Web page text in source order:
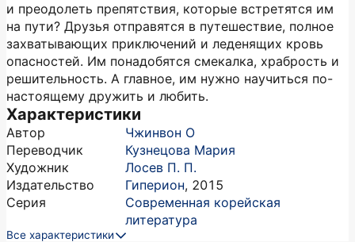
и преодолеть препятствия, которые встретятся им
на пути? Друзья отправятся в путешествие, полное
захватывающих приключений и леденящих кровь
опасностей. Им понадобятся смекалка, храбрость и
решительность. А главное, им нужно научиться по-
настоящему дружить и любить.
Характеристики
Автор
Чжинвон О
Переводчик
Кузнецова Мария
Художник
Лосев П. П.
Издательство
Гиперион, 2015
Серия
Современная корейская
литература
Все характеристики